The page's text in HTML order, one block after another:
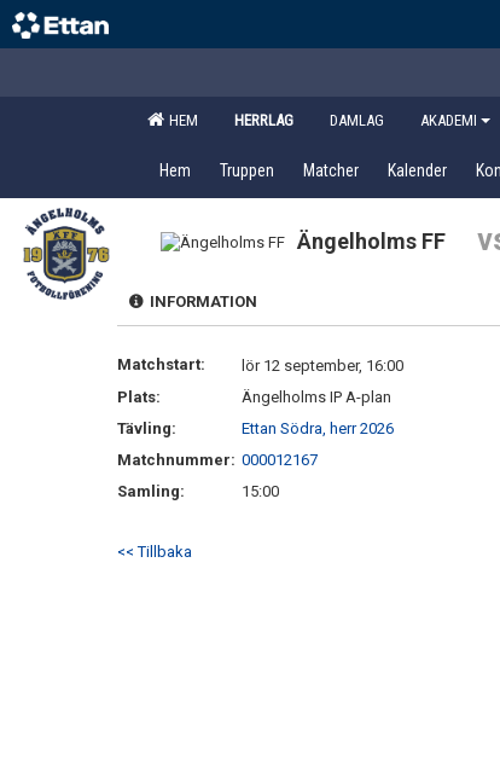
HEM HERRLAG DAMLAG AKADEMI
Hem Truppen Matcher Kalender
Ängelholms FF
INFORMATION
Matchstart:
lör 12 september, 16:00
Plats:
Ängelholms IP A-plan
Tävling:
Ettan Södra, herr 2026
Matchnummer: 000012167
Samling:
15:00
<< Tillbaka